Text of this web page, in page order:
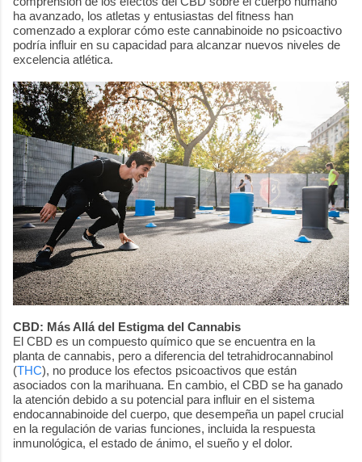
ha avanzado, los atletas y entusiastas del fitness han
comenzado a explorar cómo este cannabinoide no psicoactivo
podría influir en su capacidad para alcanzar nuevos niveles de
excelencia atlética.
CBD: Más Allá del Estigma del Cannabis
El CBD es un compuesto químico que se encuentra en la
planta de cannabis, pero a diferencia del tetrahidrocannabinol
(THC), no produce los efectos psicoactivos que están
asociados con la marihuana. En cambio, el CBD se ha ganado
la atención debido a su potencial para influir en el sistema
endocannabinoide del cuerpo, que desempeña un papel crucial
en la regulación de varias funciones, incluida la respuesta
inmunológica, el estado de ánimo, el sueño y el dolor.